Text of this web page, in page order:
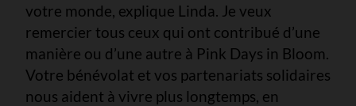
votre monde, explique Linda. Je veux
remercier tous ceux qui ont contribué d’une
manière ou d’une autre à Pink Days in Bloom.
Votre bénévolat et vos partenariats solidaires
nous aident à vivre plus longtemps, en